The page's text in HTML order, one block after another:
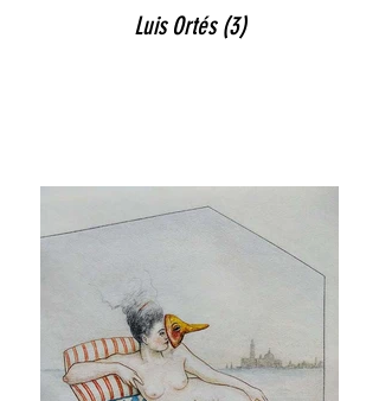
Luis Ortés (3)